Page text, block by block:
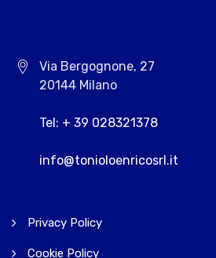
Via Bergognone, 27
20144 Milano
Tel: + 39 028321378
info@tonioloenricosrl.it
Privacy Policy
Cookie Policy